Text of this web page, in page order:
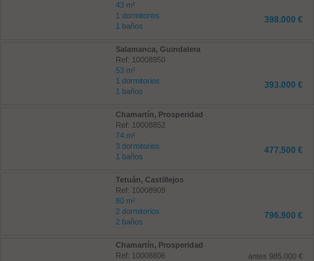
43 m²
1 dormitorios
1 baños
398.000 €
Salamanca, Guindalera
Ref: 10008950
53 m²
1 dormitorios
1 baños
393.000 €
Chamartín, Prosperidad
Ref: 10008852
74 m²
3 dormitorios
1 baños
477.500 €
Tetuán, Castillejos
Ref: 10008909
80 m²
2 dormitorios
2 baños
796.900 €
Chamartín, Prosperidad
Ref: 10008806
antes 985.000 €